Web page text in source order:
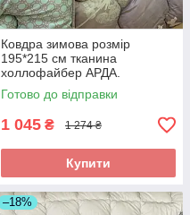
Ковдра зимова розмір
195*215 см тканина
холлофайбер АРДА.
Готово до відправки
1 045 ₴ 1 274 ₴
Купити
–18%